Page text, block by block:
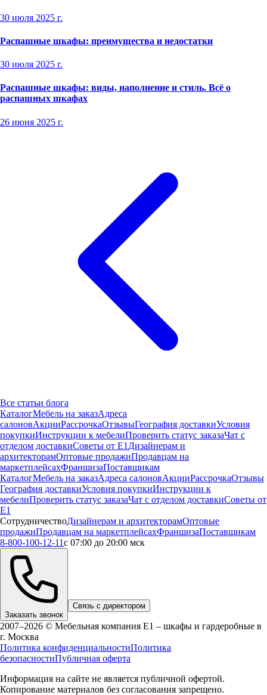
30 июля 2025 г.
Распашные шкафы: преимущества и недостатки
30 июля 2025 г.
Распашные шкафы: виды, наполнение и стиль. Всё о
распашных шкафах
26 июня 2025 г.
Все статьи блога
КаталогМебель на заказАдреса
салоновАкцииРассрочкаОтзывыГеография доставкиУсловия
покупкиИнструкции к мебелиПроверить статус заказаЧат с
отделом доставкиСоветы от Е1 Дизайнерам и
архитекторамОптовые продажиПродавцам на
маркетплейсахФраншизаПоставщикам
КаталогМебель на заказАдреса салоновАкцииРассрочкаОтзывы
География доставкиУсловия покупкиИнструкции к
мебелиПроверить статус заказаЧат с отделом доставкиСоветы от
Е1
СотрудничествоДизайнерам и архитекторамОптовые
продажиПродавцам на маркетплейсахФраншизаПоставщикам
8-800-100-12-11с 07:00 до 20:00 мск
Заказать звонок
Связь с директором
2007–2026 © Мебельная компания Е1 – шкафы и гардеробные в
г. Москва
Политика конфиденциальностиПолитика
безопасностиПубличная оферта
Информация на сайте не является публичной офертой.
Копирование материалов без согласования запрещено.